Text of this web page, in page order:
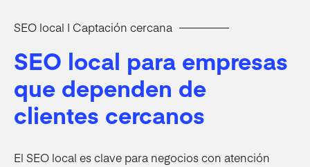
SEO local | Captación cercana
SEO local para empresas
que dependen de
clientes cercanos
El SEO local es clave para negocios con atención